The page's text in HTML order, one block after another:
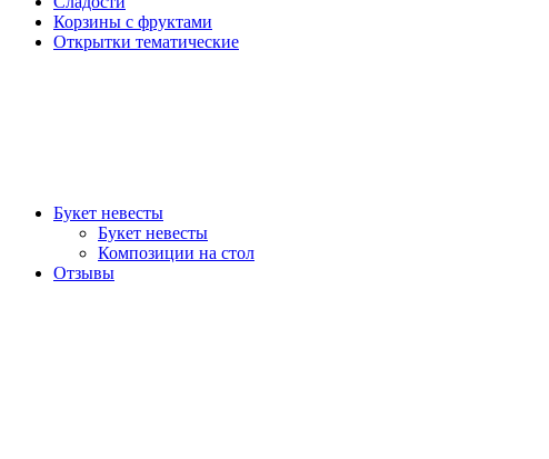
Корзины с фруктами
Открытки тематические
Букет невесты
Букет невесты
Композиции на стол
Отзывы